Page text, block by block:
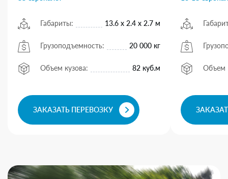
Габариты: 13.6 х 2.4 х 2.7 м
Грузоподъемность: 20 000 кг
Объем кузова: 82 куб.м
ЗАКАЗАТЬ ПЕРЕВОЗКУ
Объем